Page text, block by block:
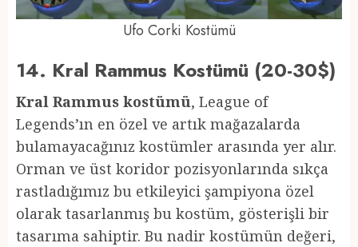
Ufo Corki Kostümü
14. Kral Rammus Kostümü (20-30$)
Kral Rammus kostümü, League of
Legends’ın en özel ve artık mağazalarda
bulamayacağınız kostümler arasında yer alır.
Orman ve üst koridor pozisyonlarında sıkça
rastladığımız bu etkileyici şampiyona özel
olarak tasarlanmış bu kostüm, gösterişli bir
tasarıma sahiptir. Bu nadir kostümün değeri,